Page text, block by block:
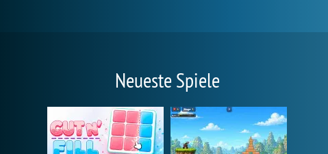
Neueste Spiele